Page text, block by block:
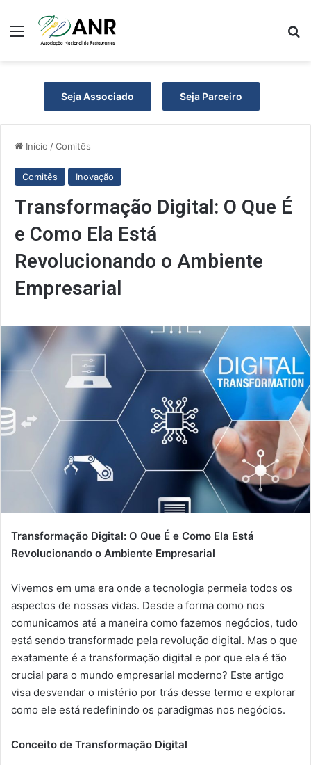
Menu
Seja Associado Seja Parceiro
Início /Comitês
Comitês Inovação
Transformação Digital: O Que É
e Como Ela Está
Revolucionando o Ambiente
Empresarial
Transformação Digital: O Que É e Como Ela Está
Revolucionando o Ambiente Empresarial
Vivemos em uma era onde a tecnologia permeia todos os
aspectos de nossas vidas. Desde a forma como nos
comunicamos até a maneira como fazemos negócios, tudo
está sendo transformado pela revolução digital. Mas o que
exatamente é a transformação digital e por que ela é tão
crucial para o mundo empresarial moderno? Este artigo
visa desvendar o mistério por trás desse termo e explorar
como ele está redefinindo os paradigmas nos negócios.
Conceito de Transformação Digital